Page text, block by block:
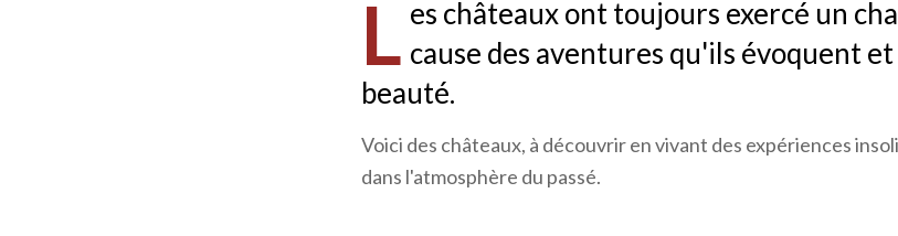
L es châteaux ont toujours exercé un
cause des aventures qu'ils évoquent
beauté.
Voici des châteaux, à découvrir en vivant des expériences
dans l'atmosphère du passé.